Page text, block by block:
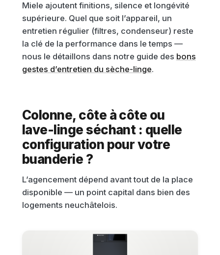
Miele ajoutent finitions, silence et longévité
supérieure. Quel que soit l’appareil, un
entretien régulier (filtres, condenseur) reste
la clé de la performance dans le temps —
nous le détaillons dans notre guide des bons
gestes d’entretien du sèche-linge.
Colonne, côte à côte ou
lave-linge séchant : quelle
configuration pour votre
buanderie ?
L’agencement dépend avant tout de la place
disponible — un point capital dans bien des
logements neuchâtelois.